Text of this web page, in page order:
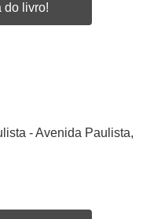
do livro!
- Avenida Paulista,